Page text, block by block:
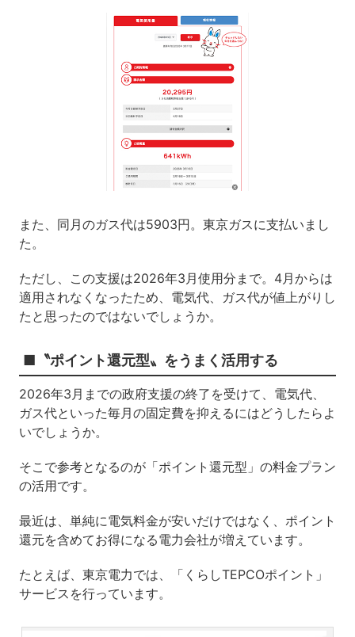
また、同月のガス代は5903円。東京ガスに支払いまし
た。
ただし、この支援は2026年3月使用分まで。4月からは
適用されなくなったため、電気代、ガス代が値上がりし
たと思ったのではないでしょうか。
■〝ポイント還元型〟をうまく活用する
2026年3月までの政府支援の終了を受けて、電気代、
ガス代といった毎月の固定費を抑えるにはどうしたらよ
いでしょうか。
そこで参考となるのが「ポイント還元型」の料金プラン
の活用です。
最近は、単純に電気料金が安いだけではなく、ポイント
還元を含めてお得になる電力会社が増えています。
たとえば、東京電力では、「くらしTEPCOポイント」
サービスを行っています。